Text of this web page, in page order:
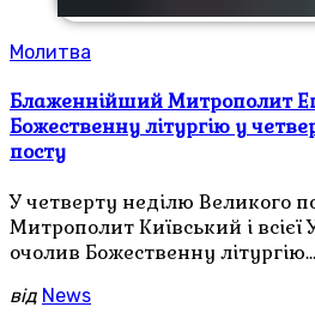
Молитва
Блаженнійший Митрополит
Божественну літургію у
посту
У четверту неділю Великого
Митрополит Київський і всієї
очолив Божественну літургію…
від News